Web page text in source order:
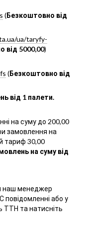
(Безкоштовно від
ua/taryfy-
від 5000,00)
(Безкоштовно від
від 1 палети.
на суму до 200,00
замовлення на
тариф 30,00
на суму від
наш менеджер
або у
ТТН та натисніть